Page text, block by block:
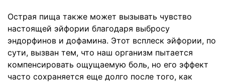
Острая пища также может вызывать чувство
настоящей эйфории благодаря выбросу
эндорфинов и дофамина. Этот всплеск эйфории, по
сути, вызван тем, что наш организм пытается
компенсировать ощущаемую боль, но его эффект
часто сохраняется еще долго после того, как